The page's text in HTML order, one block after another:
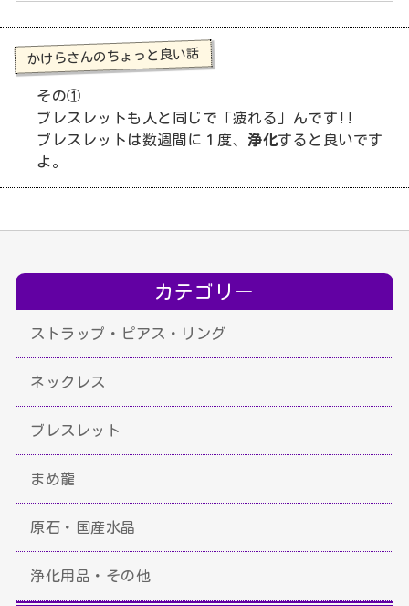
かけらさんのちょっと良い話
その①
ブレスレットも人と同じで「疲れる」んです!!
ブレスレットは数週間に１度、 浄化すると良いです
よ。
カテゴリー
ストラップ・ピアス・リング
ネックレス
ブレスレット
まめ龍
原石・国産水晶
浄化用品・その他